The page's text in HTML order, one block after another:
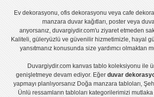
Ev dekorasyonu,ofis dekorasyonu veyacafe
manzara duvar kağıtları, posterveya
arıyorsanız, duvargiydir.com'u ziyaret etmeden
Kaliteli, güleryüzlü ve güvenilir hizmetimizle, hayal
yansıtmanız konusunda size yardımcı olmaktan
Duvargiydir.com kanvas tablo koleksiyonu ile
genişletmeye devam ediyor. Eğerduvar
yapmayı planlıyorsanız Doğa manzara tabloları,
Ünlü ressamların tabloları kategorilerimizi